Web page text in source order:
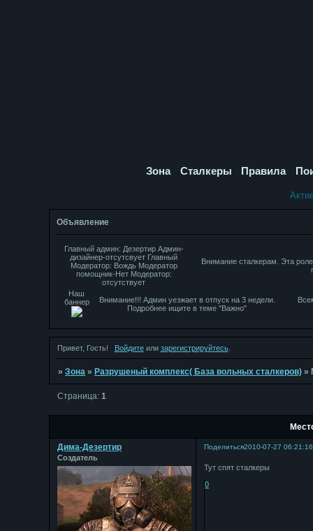
Зона Сталкеры Правила
Объявление
Главный админ: Дезертир Админ-
дизайнер-отсутсвует Главный
Модератор: Вождь Модератор
помощник-Нет Модератор:
отсутствует
Внимание сталкерам. Эта
Наш
баннер
Внимание!!! Админ уезжает в отпуск на 3 недели.
Подробнее ищите в теме "Важно"
Привет, Гость! Войдитеили зарегистрируйтесь.
»Зона »Разрушеный комплекс( База вольных сталкеров) »
Страница:1
Поделиться2010-07-27 06:21:16
Дима-Дезертир
Создатель
Тут спят сталкеры
0